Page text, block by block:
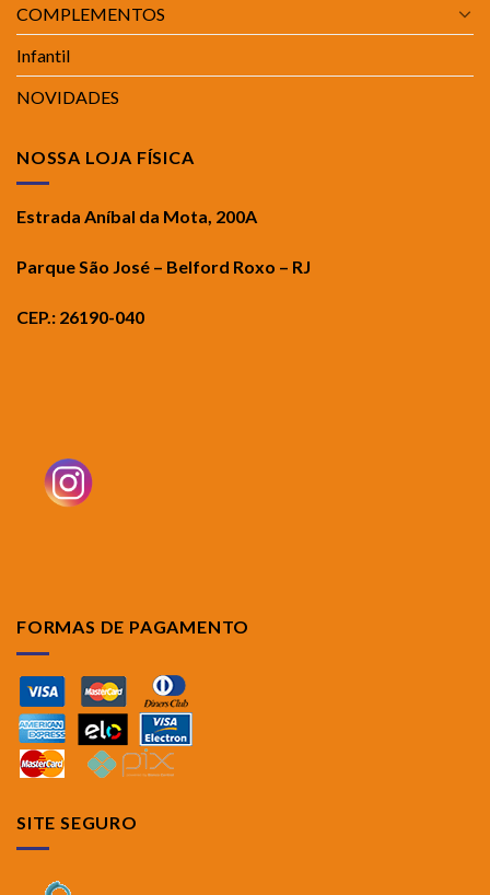
COMPLEMENTOS
Infantil
NOVIDADES
NOSSA LOJA FÍSICA
Estrada Aníbal da Mota, 200A
Parque São José – Belford Roxo – RJ
CEP.: 26190-040
FORMAS DE PAGAMENTO
SITE SEGURO